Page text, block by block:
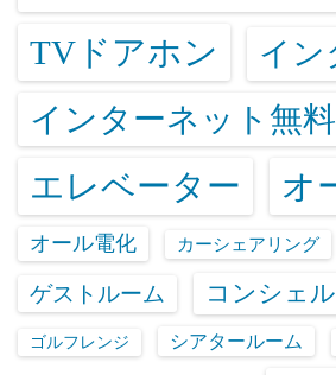
TVドアホン イン
インターネット無料
エレベーター オ
オール電化 カーシェアリング
ゲストルーム コンシェ
ゴルフレンジ シアタールーム